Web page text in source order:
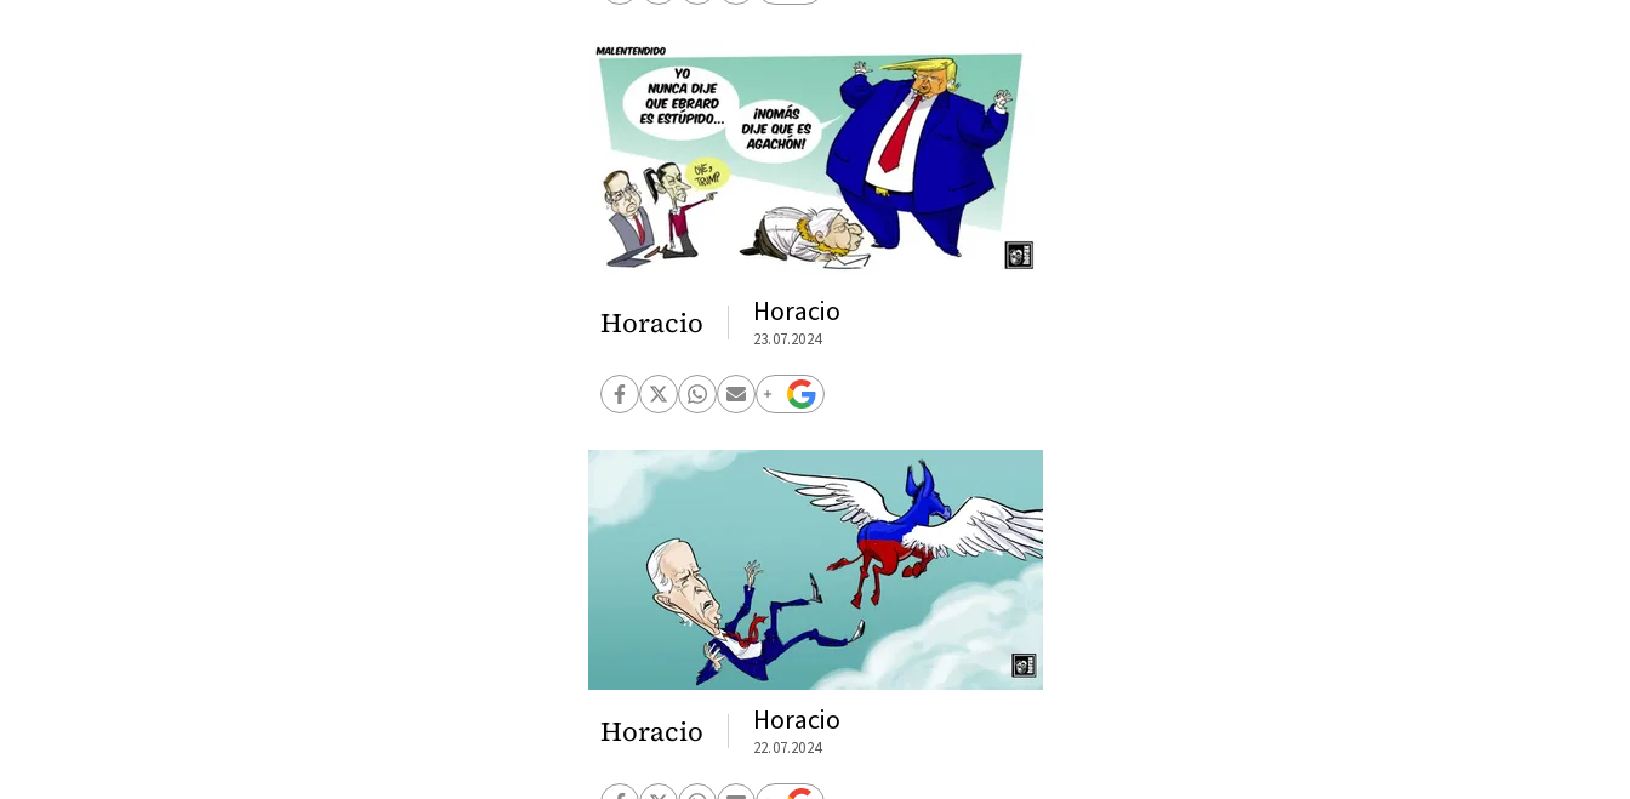
Horacio Horacio
23.07.2024
Horacio Horacio
22.07.2024